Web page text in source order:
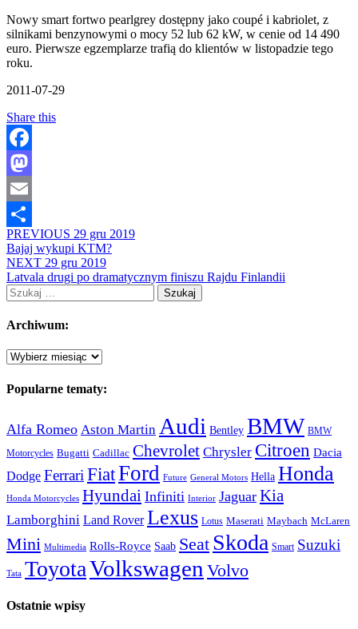
Nowy smart fortwo pearlgrey dostępny jako coupé i kabriolet, z
silnikami benzynowymi o mocy 52 lub 62 kW, w cenie od 14 490
euro. Pierwsze egzemplarze trafią do klientów w listopadzie tego
roku.
2011-07-29
Share this
Facebook
Mastodon
Email
Share
PREVIOUS 29 gru 2019
Bajaj wykupi KTM?
NEXT 29 gru 2019
Latvala drugi po dramatycznym finiszu Rajdu Finlandii
Szukaj:
Archiwum:
Archiwum:
Popularne tematy:
Alfa Romeo Aston Martin Audi Bentley BMW BMW
Motorcycles Bugatti Cadillac Chevrolet Chrysler Citroen Dacia
Dodge Ferrari FiatFord Future General Motors Hella Honda
Honda Motorcycles Hyundai Infiniti Interior Jaguar Kia
Lamborghini Land Rover Lexus Lotus Maserati Maybach McLaren
Mini Multimedia Rolls-Royce Saab Seat Skoda Smart Suzuki
Tata ToyotaVolkswagen Volvo
Ostatnie wpisy